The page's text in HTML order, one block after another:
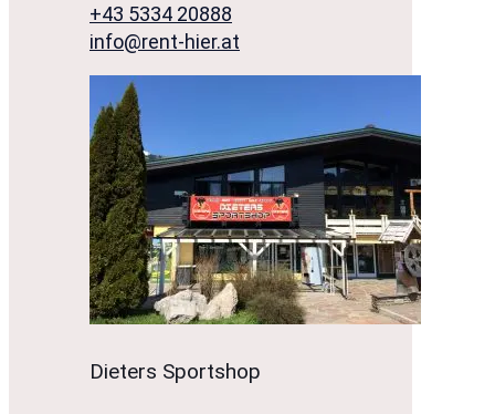
+43 5334 20888
info@rent-hier.at
Dieters Sportshop